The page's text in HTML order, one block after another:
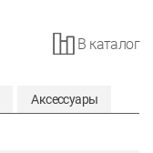
В каталог
Аксессуары